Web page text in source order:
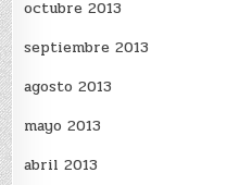
octubre 2013
septiembre 2013
agosto 2013
mayo 2013
abril 2013